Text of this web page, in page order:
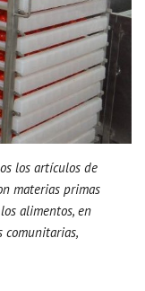
los artículos de
materias primas
alimentos, en
comunitarias,